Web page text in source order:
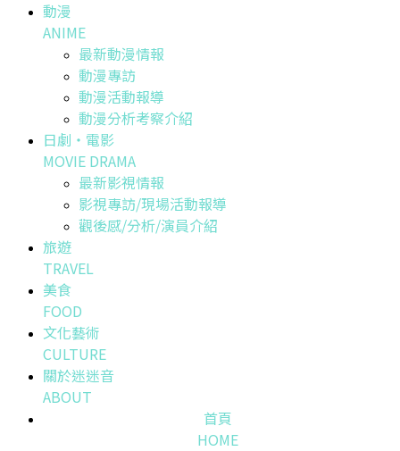
動漫
ANIME
最新動漫情報
動漫專訪
動漫活動報導
動漫分析考察介紹
日劇・電影
MOVIE DRAMA
最新影視情報
影視專訪/現場活動報導
觀後感/分析/演員介紹
旅遊
TRAVEL
美食
FOOD
文化藝術
CULTURE
關於迷迷音
ABOUT
首頁
HOME